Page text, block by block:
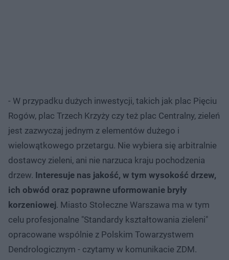
- W przypadku dużych inwestycji, takich jak plac Pięciu
Rogów, plac Trzech Krzyży czy też plac Centralny, zieleń
jest zazwyczaj jednym z elementów dużego i
wielowątkowego przetargu. Nie wybiera się arbitralnie
dostawcy zieleni, ani nie narzuca kraju pochodzenia
drzew. Interesuje nas jakość, w tym wysokość drzew,
ich obwód oraz poprawne uformowanie bryły
korzeniowej. Miasto Stołeczne Warszawa ma w tym
celu profesjonalne "Standardy kształtowania zieleni"
opracowane wspólnie z Polskim Towarzystwem
Dendrologicznym - czytamy w komunikacie ZDM.